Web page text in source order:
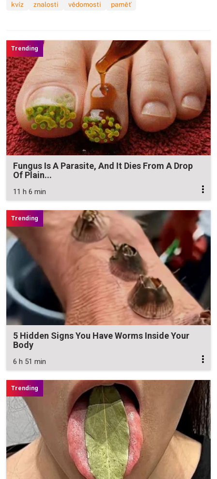
kvíz znalosti vědomosti paměť
Fungus Is A Parasite, And It Dies From A Drop
Of Plain...
11 h 6 min
5 Hidden Signs You Have Worms Inside Your
Body
6 h 51 min